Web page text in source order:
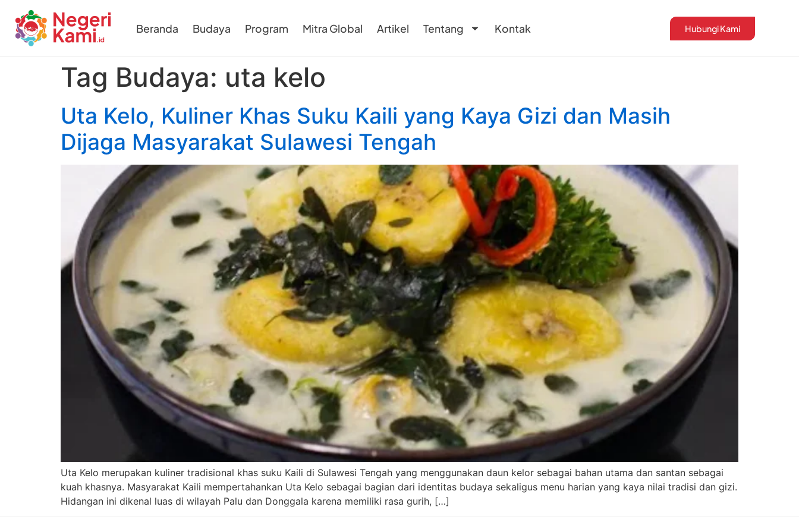
Beranda Budaya Program Mitra Global Artikel Tentang Kontak Hubungi Kami
Tag Budaya: uta kelo
Uta Kelo, Kuliner Khas Suku Kaili yang Kaya Gizi dan Masih
Dijaga Masyarakat Sulawesi Tengah
Uta Kelo merupakan kuliner tradisional khas suku Kaili di Sulawesi Tengah yang menggunakan daun kelor sebagai bahan utama dan santan sebagai
kuah khasnya. Masyarakat Kaili mempertahankan Uta Kelo sebagai bagian dari identitas budaya sekaligus menu harian yang kaya nilai tradisi dan gizi.
Hidangan ini dikenal luas di wilayah Palu dan Donggala karena memiliki rasa gurih, […]